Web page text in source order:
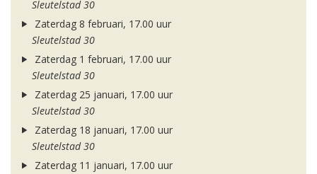
Sleutelstad 30
Zaterdag 8 februari, 17.00 uur
Sleutelstad 30
Zaterdag 1 februari, 17.00 uur
Sleutelstad 30
Zaterdag 25 januari, 17.00 uur
Sleutelstad 30
Zaterdag 18 januari, 17.00 uur
Sleutelstad 30
Zaterdag 11 januari, 17.00 uur